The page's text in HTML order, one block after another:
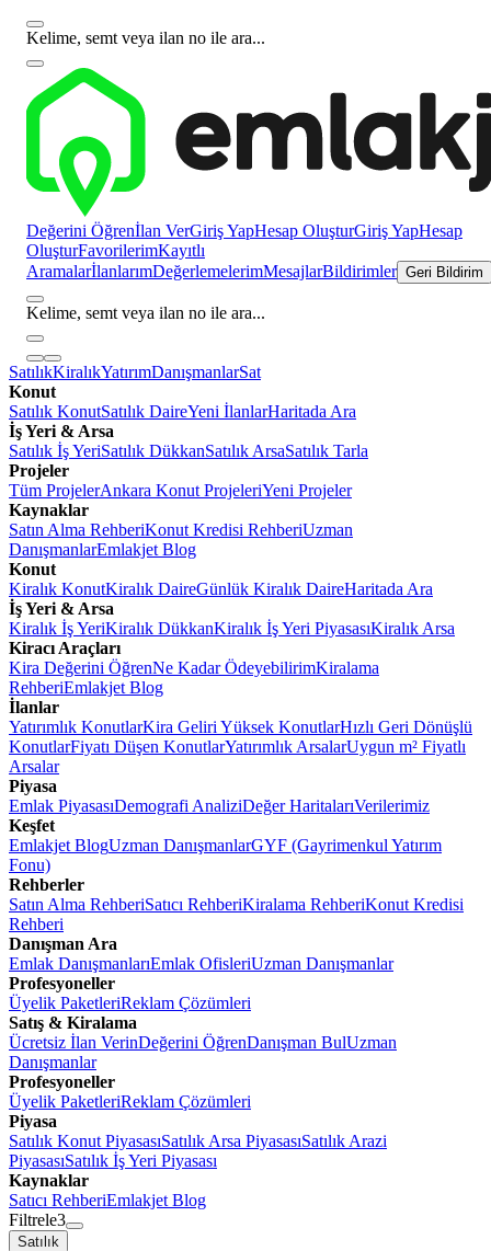
Kelime, semt veya ilan no ile ara...
Değerini Öğrenİlan VerGiriş YapHesap OluşturGiriş YapHesap
OluşturFavorilerimKayıtlı
AramalarİlanlarımDeğerlemelerimMesajlarBildirimler Geri Bildirim
Kelime, semt veya ilan no ile ara...
SatılıkKiralıkYatırımDanışmanlarSat
Konut
Satılık KonutSatılık DaireYeni İlanlarHaritada Ara
İş Yeri & Arsa
Satılık İş YeriSatılık DükkanSatılık ArsaSatılık Tarla
Projeler
Tüm ProjelerAnkara Konut ProjeleriYeni Projeler
Kaynaklar
Satın Alma RehberiKonut Kredisi RehberiUzman
DanışmanlarEmlakjet Blog
Konut
Kiralık KonutKiralık DaireGünlük Kiralık DaireHaritada Ara
İş Yeri & Arsa
Kiralık İş YeriKiralık DükkanKiralık İş Yeri PiyasasıKiralık Arsa
Kiracı Araçları
Kira Değerini ÖğrenNe Kadar ÖdeyebilirimKiralama
RehberiEmlakjet Blog
İlanlar
Yatırımlık KonutlarKira Geliri Yüksek KonutlarHızlı Geri Dönüşlü
KonutlarFiyatı Düşen KonutlarYatırımlık ArsalarUygun m² Fiyatlı
Arsalar
Piyasa
Emlak PiyasasıDemografi AnaliziDeğer HaritalarıVerilerimiz
Keşfet
Emlakjet BlogUzman DanışmanlarGYF (Gayrimenkul Yatırım
Fonu)
Rehberler
Satın Alma RehberiSatıcı RehberiKiralama RehberiKonut Kredisi
Rehberi
Danışman Ara
Emlak DanışmanlarıEmlak OfisleriUzman Danışmanlar
Profesyoneller
Üyelik PaketleriReklam Çözümleri
Satış & Kiralama
Ücretsiz İlan VerinDeğerini ÖğrenDanışman BulUzman
Danışmanlar
Profesyoneller
Üyelik PaketleriReklam Çözümleri
Piyasa
Satılık Konut PiyasasıSatılık Arsa PiyasasıSatılık Arazi
PiyasasıSatılık İş Yeri Piyasası
Kaynaklar
Satıcı RehberiEmlakjet Blog
Filtrele3
Satılık